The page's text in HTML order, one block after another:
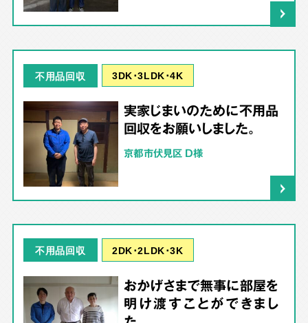
不用品回収 3DK･3LDK･4K
実家じまいのために不用品
回収をお願いしました。
京都市伏見区 D様
不用品回収 2DK･2LDK･3K
おかげさまで無事に部屋を
明け渡すことができまし